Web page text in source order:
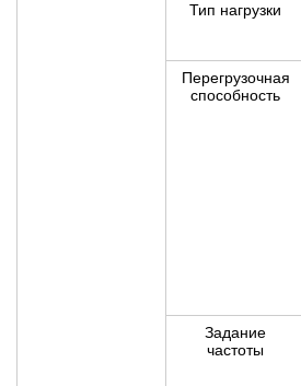
Тип нагрузки
Перегрузочная
способность
Задание
частоты